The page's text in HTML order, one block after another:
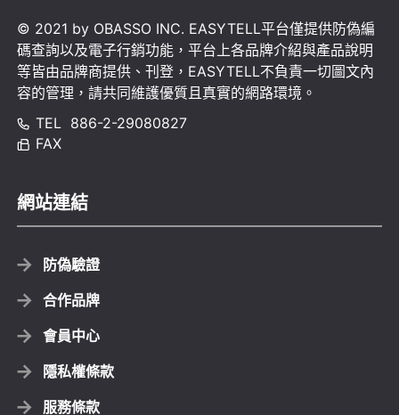
© 2021 by OBASSO INC. EASYTELL平台僅提供防偽編
碼查詢以及電子行銷功能，平台上各品牌介紹與產品說明
等皆由品牌商提供、刊登，EASYTELL不負責一切圖文內
容的管理，請共同維護優質且真實的網路環境。
TEL 886-2-29080827
FAX
網站連結
防偽驗證
合作品牌
會員中心
隱私權條款
服務條款